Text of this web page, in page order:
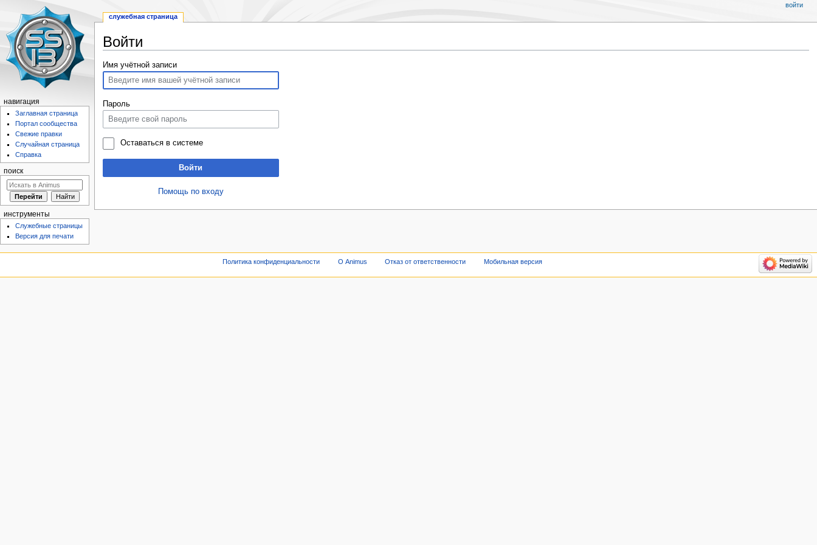
Войти
Перейти
навигации
Перейти
поиску
Имя учётной записи
Пароль
Оставаться в системе
Войти
Помощь по входу
служебная страница
войти
навигация
Заглавная страница
Портал сообщества
Свежие правки
Случайная страница
Справка
поиск
инструменты
Служебные страницы
Версия для печати
Политика конфиденциальности О Animus Отказ от ответственности Мобильная версия